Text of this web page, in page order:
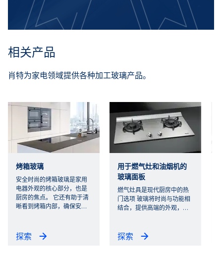
相关产品
肖特为家电领域提供各种加工玻璃产品。
烤箱玻璃
安全时尚的烤箱玻璃是家用
电器外观的核心部分，也是
厨房的焦点。 它还有助于清
晰看到烤箱内部，确保安…
探索
用于燃气灶和油烟机的
玻璃面板
燃气灶具是现代厨房中的热
门选项 玻璃将时尚与功能相
结合，提供高端的外观， …
探索